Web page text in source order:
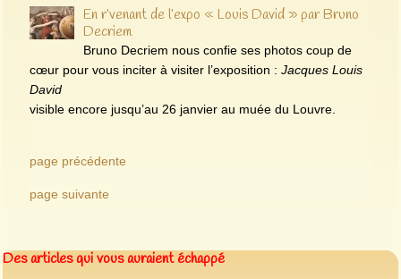
En r’venant de l’expo « Louis David » par Bruno
Decriem
Bruno Decriem nous confie ses photos coup de
cœur pour vous inciter à visiter l’exposition : Jacques Louis
David
visible encore jusqu’au 26 janvier au muée du Louvre.
page précédente
page suivante
Des articles qui vous auraient échappé